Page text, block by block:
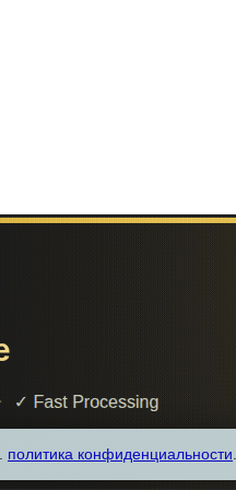
политика конфиденциальности